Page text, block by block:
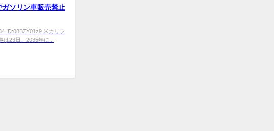
ソリン車販売禁止
ID:08BZY01z9 米カリフ
23日、2035年に...